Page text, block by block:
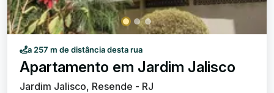
a 257 m de distância desta rua
Apartamento em Jardim Jalisco
Jardim Jalisco, Resende - RJ